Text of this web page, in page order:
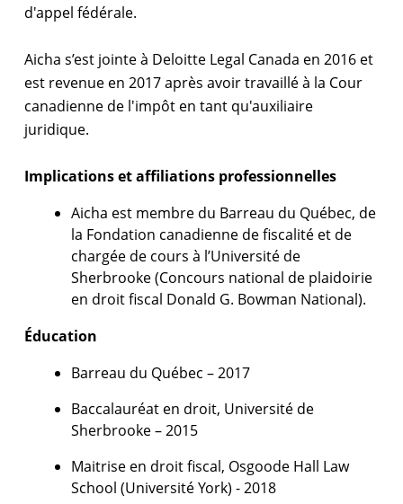
d'appel fédérale.
Aicha s’est jointe à Deloitte Legal Canada en 2016 et
est revenue en 2017 après avoir travaillé à la Cour
canadienne de l'impôt en tant qu'auxiliaire
juridique.
Implications et affiliations professionnelles
Aicha est membre du Barreau du Québec, de
la Fondation canadienne de fiscalité et de
chargée de cours à l’Université de
Sherbrooke (Concours national de plaidoirie
en droit fiscal Donald G. Bowman National).
Éducation
Barreau du Québec – 2017
Baccalauréat en droit, Université de
Sherbrooke – 2015
Maitrise en droit fiscal, Osgoode Hall Law
School (Université York) - 2018